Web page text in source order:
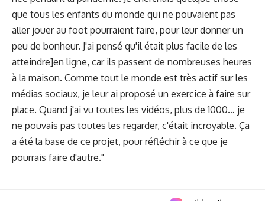
que tous les enfants du monde qui ne pouvaient pas
aller jouer au foot pourraient faire, pour leur donner un
peu de bonheur. J'ai pensé qu'il était plus facile de les
atteindre]en ligne, car ils passent de nombreuses heures
à la maison. Comme tout le monde est très actif sur les
médias sociaux, je leur ai proposé un exercice à faire sur
place. Quand j'ai vu toutes les vidéos, plus de 1000… je
ne pouvais pas toutes les regarder, c'était incroyable. Ça
a été la base de ce projet, pour réfléchir à ce que je
pourrais faire d'autre."